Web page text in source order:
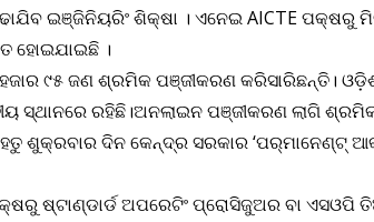
ଇଞ୍ଜିନିୟରିଂ ଶିକ୍ଷା । ଏନେଇ AICTE
ହୋଇଯାଇଛି ।
ହଜାର ୯୫ ଜଣ ଶ୍ରମିକ ପଞ୍ଜୀକରଣ କରିସାରିଛନ୍ତି।
ସ୍ଥାନରେ ରହିଛି।ଅନଲାଇନ ପଞ୍ଜୀକରଣ ଲାଗି
ଶୁକ୍ରବାର ଦିନ କେନ୍ଦ୍ର ସରକାର ‘ପର୍‌ମାନେଣ୍ଟ୍‌
ଷ୍ଟାଣ୍ଡାର୍ଡ ଅପରେଟିଂ ପ୍ରୋସିଜୁଅର ବା ଏସଓପି